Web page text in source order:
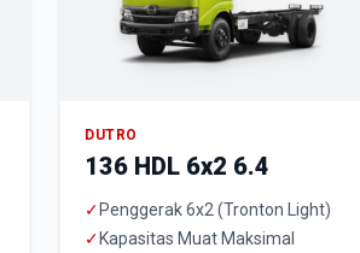
DUTRO
136 HDL 6x2 6.4
✓ Penggerak 6x2 (Tronton Light)
✓ Kapasitas Muat Maksimal